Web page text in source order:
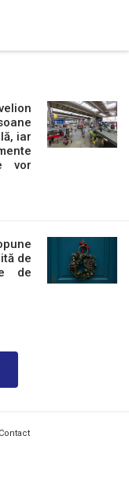
iar
vor
de
de
Contact